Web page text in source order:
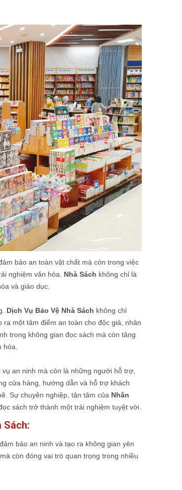
bảo an toàn vật chất mà còn trong việc
nghiệm văn hóa. Nhà Sách không chỉ là
và giáo dục.
Dịch Vụ Bảo Vệ Nhà Sách không chỉ
một tâm điểm an toàn cho độc giả, nhân
trong không gian đọc sách mà còn tăng
hóa.
an ninh mà còn là những người hỗ trợ,
cửa hàng, hướng dẫn và hỗ trợ khách
Sự chuyên nghiệp, tận tâm của Nhân
sách trở thành một trải nghiệm tuyệt vời.
Sách:
bảo an ninh và tạo ra không gian yên
còn đóng vai trò quan trọng trong nhiều